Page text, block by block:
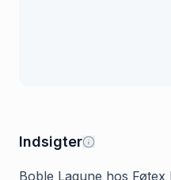
Indsigter
Boble Lagune hos